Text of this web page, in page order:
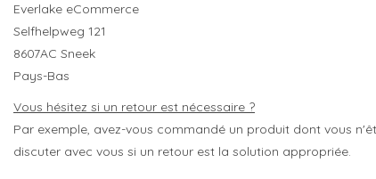
Everlake eCommerce
Selfhelpweg 121
8607AC Sneek
Pays-Bas
Vous hésitez si un retour est nécessaire ?
Par exemple, avez-vous commandé un produit dont vous
discuter avec vous si un retour est la solution appropriée.